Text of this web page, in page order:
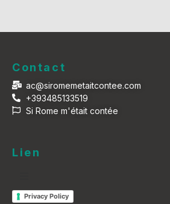
Contact
ac@siromemetaitcontee.com
+393485133519
Si Rome m'était contée
Lien
Privacy Policy